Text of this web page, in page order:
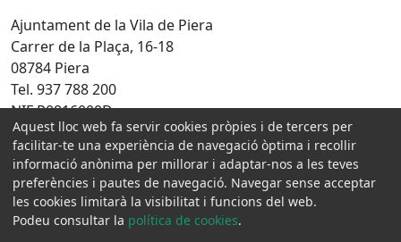
Ajuntament de la Vila de Piera
Carrer de la Plaça, 16-18
08784 Piera
Tel. 937 788 200
NIF P0816000D
Amb la col·laboració de:
Aquest lloc web fa servir cookies pròpies i de tercers per
facilitar-te una experiència de navegació òptima i recollir
informació anònima per millorar i adaptar-nos a les teves
preferències i pautes de navegació. Navegar sense acceptar
les cookies limitarà la visibilitat i funcions del web.
Podeu consultar la política de cookies.